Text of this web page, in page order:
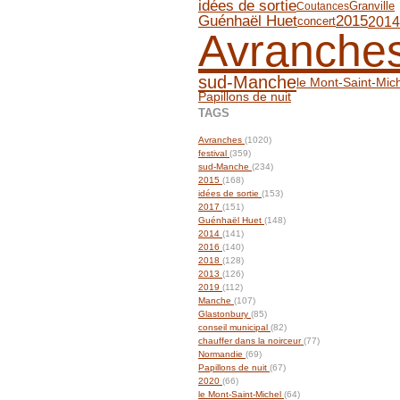
idées de sortieCoutancesGranville
Guénhaël Huetconcert20152014
sud-Manchele Mont-Saint-
Papillons de nuit
TAGS
Avranches (1020)
festival (359)
sud-Manche (234)
2015 (168)
idées de sortie (153)
2017 (151)
Guénhaël Huet (148)
2014 (141)
2016 (140)
2018 (128)
2013 (126)
2019 (112)
Manche (107)
Glastonbury (85)
conseil municipal (82)
chauffer dans la noirceur(77)
Normandie (69)
Papillons de nuit (67)
2020 (66)
le Mont-Saint-Michel (64)